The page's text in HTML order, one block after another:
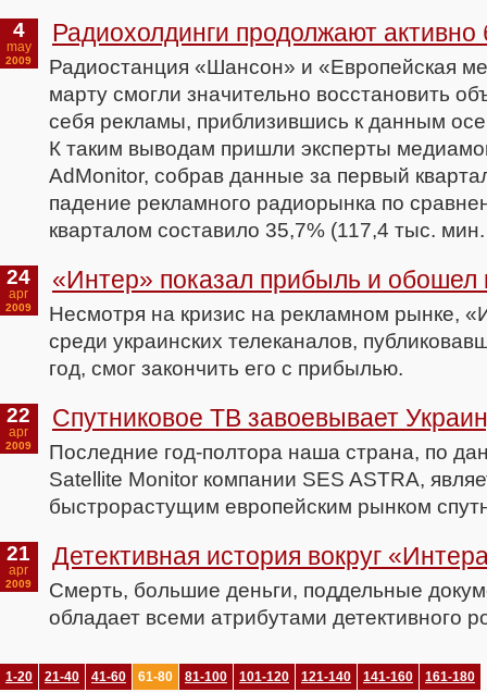
4
may
2009
Радиохолдинги продолжают активно
Радиостанция «Шансон» и «Европейская
марту смогли значительно восстановить
себя рекламы, приблизившись к данным
К таким выводам пришли эксперты
AdMonitor, собрав данные за первый
падение рекламного радиорынка по
кварталом составило 35,7% (117,4 тыс.
24
apr
2009
«Интер» показал прибыль и обошел
Несмотря на кризис на рекламном рынке,
среди украинских телеканалов,
год, смог закончить его с прибылью.
22
apr
2009
Спутниковое ТВ завоевывает
Последние год-полтора наша страна, по
Satellite Monitor компании SES ASTRA,
быстрорастущим европейским рынком
21
apr
2009
Детективная история вокруг
Смерть, большие деньги, поддельные
обладает всеми атрибутами детективного
1-20 21-40 41-60 61-80 81-100 101-120 121-140 141-160 161-180